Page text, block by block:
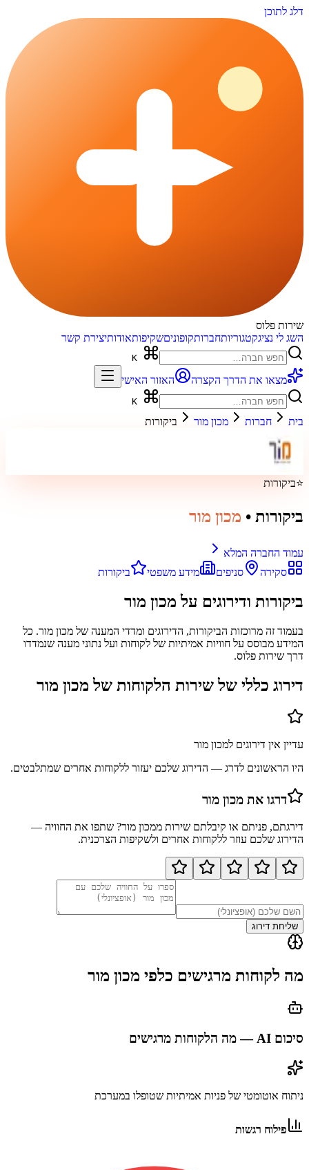
דלג לתוכן
שירות פלוס
השג לי נציגקטגוריותחברותקופוניםשקיפותאודותיצירת קשר
מצאו את הדרך הקצרה האזור האישי
בית חברות מכון מור ביקורות
⭐ביקורות
ביקורות • מכון מור
עמוד החברה המלא
סקירה
סניפים מידע משפטי ביקורות
ביקורות ודירוגים על מכון מור
בעמוד זה מרוכזות הביקורות, הדירוגים ומדדי המענה של מכון מור. כל
המידע מבוסס על חוויות אמיתיות של לקוחות ועל נתוני מענה שנמדדו
דרך שירות פלוס.
דירוג כללי של שירות הלקוחות של מכון מור
עדיין אין דירוגים למכון מור
היו הראשונים לדרג — הדירוג שלכם יעזור ללקוחות אחרים שמתלבטים.
דרגו את מכון מור
דירגתם, פניתם או קיבלתם שירות ממכון מור? שתפו את החוויה —
הדירוג שלכם עוזר ללקוחות אחרים ולשקיפות הצרכנית.
שליחת דירוג
מה לקוחות מרגישים כלפי מכון מור
סיכום AI — מה הלקוחות מרגישים
ניתוח אוטומטי של פניות אמיתיות שטופלו במערכת
פילוח רגשות